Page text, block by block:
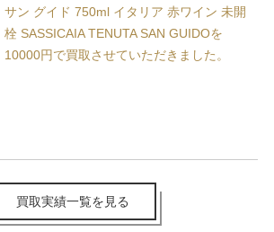
サン グイド 750ml イタリア 赤ワイン 未開
栓 SASSICAIA TENUTA SAN GUIDOを
10000円で買取させていただきました。
買取実績一覧を見る